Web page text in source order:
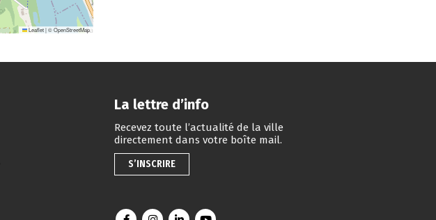
Leaflet|©OpenStreetMap
La lettre d’info
Recevez toute l’actualité de la ville
directement dans votre boîte mail.
S’INSCRIRE